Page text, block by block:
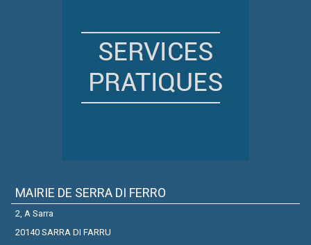
MAIRIE DE SERRA DI FERRO
2, A Sarra
20140 SARRA DI FARRU